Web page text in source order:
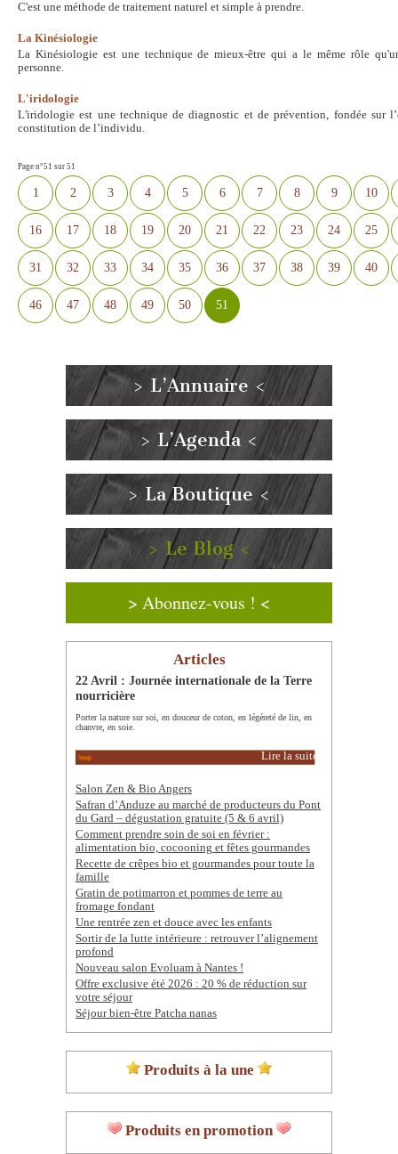
C'est une méthode de traitement naturel et simple à prendre.
La Kinésiologie
La Kinésiologie est une technique de mieux-être qui a le même rôle
personne.
L'iridologie
L'iridologie est une technique de diagnostic et de prévention, fondée sur
constitution de l’individu.
Page n°51 sur 51
1 2 3 4 5 6 7 8 9 10
16 17 18 19 20 21 22 23 24 25
31 32 33 34 35 36 37 38 39 40
46 47 48 49 50 51
> L’Annuaire <
> L’Agenda <
> La Boutique <
> Le Blog <
> Abonnez-vous ! <
Articles
22 Avril : Journée internationale de la Terre
nourricière
Porter la nature sur soi, en douceur de coton, en légéreté de lin, en
chanvre, en soie.
Lire la suite
Salon Zen & Bio Angers
Safran d’Anduze au marché de producteurs du Pont
du Gard – dégustation gratuite (5 & 6 avril)
Comment prendre soin de soi en février :
alimentation bio, cocooning et fêtes gourmandes
Recette de crêpes bio et gourmandes pour toute la
famille
Gratin de potimarron et pommes de terre au
fromage fondant
Une rentrée zen et douce avec les enfants
Sortir de la lutte intérieure : retrouver l’alignement
profond
Nouveau salon Evoluam à Nantes !
Offre exclusive été 2026 : 20 % de réduction sur
votre séjour
Séjour bien-être Patcha nanas
Produits à la une
Produits en promotion